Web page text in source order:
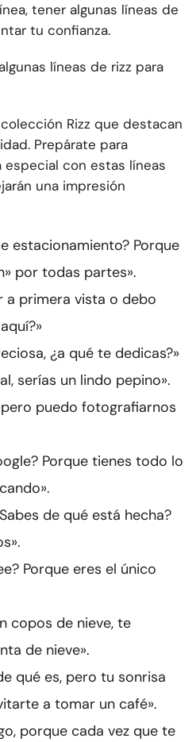
tener algunas líneas de
tu confianza.
líneas de rizz para
Rizz que destacan
Prepárate para
con estas líneas
una impresión
estacionamiento? Porque
por todas partes».
a primera vista o debo
¿a qué te dedicas?»
serías un lindo pepino».
puedo fotografiarnos
Porque tienes todo lo
de qué está hecha?
Porque eres el único
copos de nieve, te
de nieve».
qué es, pero tu sonrisa
a tomar un café».
porque cada vez que te